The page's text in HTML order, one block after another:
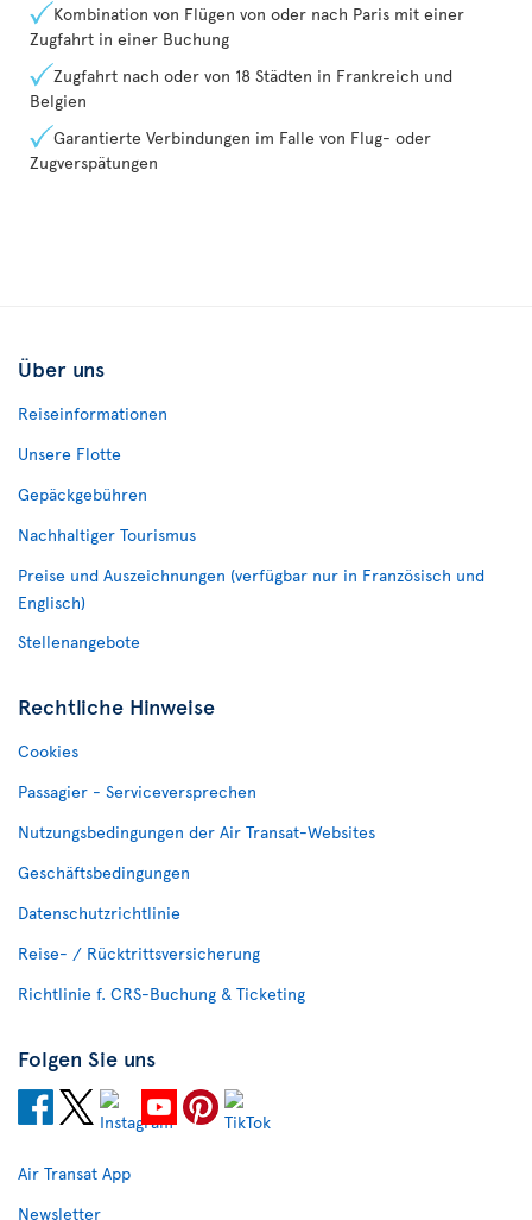
Kombination von Flügen von oder nach Paris mit einer
Zugfahrt in einer Buchung
Zugfahrt nach oder von 18 Städten in Frankreich und
Belgien
Garantierte Verbindungen im Falle von Flug- oder
Zugverspätungen
Über uns
Reiseinformationen
Unsere Flotte
Gepäckgebühren
Nachhaltiger Tourismus
Preise und Auszeichnungen (verfügbar nur in Französisch und
Englisch)
Stellenangebote
Rechtliche Hinweise
Cookies
Passagier - Serviceversprechen
Nutzungsbedingungen der Air Transat-Websites
Geschäftsbedingungen
Datenschutzrichtlinie
Reise- / Rücktrittsversicherung
Richtlinie f. CRS-Buchung & Ticketing
Folgen Sie uns
Air Transat App
Newsletter